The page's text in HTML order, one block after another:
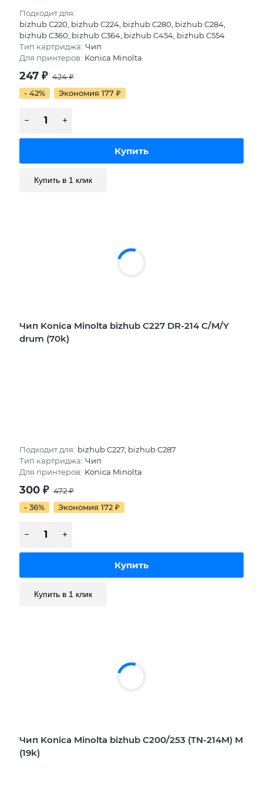
Подходит для:
bizhub C220, bizhub C224, bizhub C280, bizhub C284,
bizhub C360, bizhub C364, bizhub C454, bizhub C554
Тип картриджа: Чип
Для принтеров: Konica Minolta
247 ₽ 424₽
- 42%
Экономия 177 ₽
Купить в 1 клик
Чип Konica Minolta bizhub C227 DR-214 C/M/Y
drum (70k)
Подходит для: bizhub C227, bizhub C287
Тип картриджа: Чип
Для принтеров: Konica Minolta
300 ₽ 472₽
- 36%
Экономия 172 ₽
Купить в 1 клик
Чип Konica Minolta bizhub C200/253 (TN-214M) M
(19k)